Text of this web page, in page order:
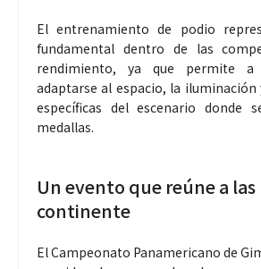
El entrenamiento de podio
fundamental dentro de las
rendimiento, ya que permite a
adaptarse al espacio, la iluminación
específicas del escenario donde
medallas.
Un evento que reúne a
continente
El Campeonato Panamericano de